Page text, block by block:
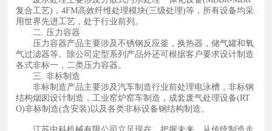
复合工艺)，4FM高效纤维处理模块(三级处理)等，所有设备均采
用世界先进工艺，处于行业前列。
二. 压力容器
压力容器产品主要涉及不锈钢反应釜，换热器，储气罐和氧
气过滤器等。除公司定型系列产品外还可根据客户要求设计制造
各式非标一，二类压力容器。
三. 非标制造
非标制造产品主要涉及汽车制造行业前处理电泳槽，非标钢
结构烟囱设计制造，工业窑炉窑车制造，成套废气处理设备(RT
O)非标制造(含安装)以及各类非标设备钢结构制造。